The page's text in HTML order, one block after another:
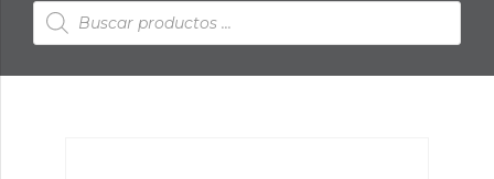
Búsqueda
de